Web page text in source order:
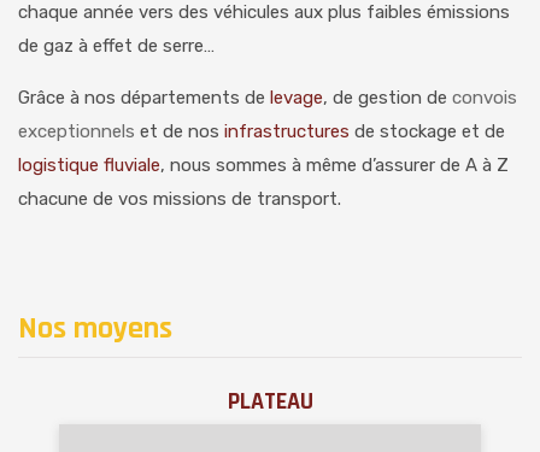
chaque année vers des véhicules aux plus faibles émissions
de gaz à effet de serre…
Grâce à nos départements de levage, de gestion de convois
exceptionnels et de nos infrastructures de stockage et de
logistique fluviale, nous sommes à même d’assurer de A à Z
chacune de vos missions de transport.
Nos moyens
PLATEAU